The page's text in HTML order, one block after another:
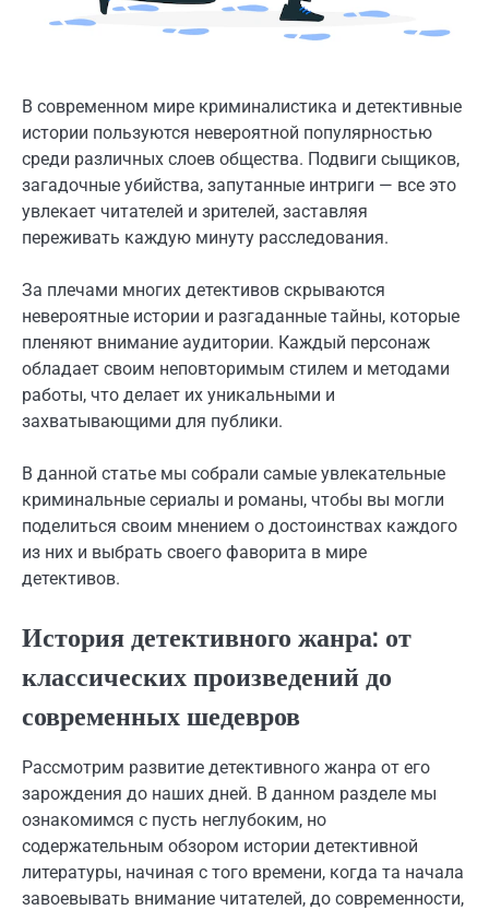
В современном мире криминалистика и детективные
истории пользуются невероятной популярностью
среди различных слоев общества. Подвиги сыщиков,
загадочные убийства, запутанные интриги — все это
увлекает читателей и зрителей, заставляя
переживать каждую минуту расследования.
За плечами многих детективов скрываются
невероятные истории и разгаданные тайны, которые
пленяют внимание аудитории. Каждый персонаж
обладает своим неповторимым стилем и методами
работы, что делает их уникальными и
захватывающими для публики.
В данной статье мы собрали самые увлекательные
криминальные сериалы и романы, чтобы вы могли
поделиться своим мнением о достоинствах каждого
из них и выбрать своего фаворита в мире
детективов.
История детективного жанра: от
классических произведений до
современных шедевров
Рассмотрим развитие детективного жанра от его
зарождения до наших дней. В данном разделе мы
ознакомимся с пусть неглубоким, но
содержательным обзором истории детективной
литературы, начиная с того времени, когда та начала
завоевывать внимание читателей, до современности,